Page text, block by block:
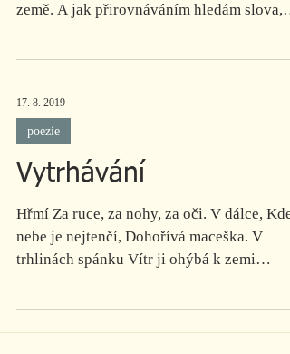
země. A jak přirovnáváním hledám slova,
17. 8. 2019
poezie
Vytrhávání
Hřmí Za ruce, za nohy, za oči. V dálce, Kde
nebe je nejtenčí, Dohořívá maceška. V
trhlinách spánku Vítr ji ohýbá k zemi